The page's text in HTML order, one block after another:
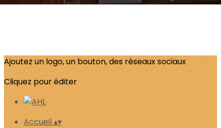
Ajoutez un logo, un bouton, des réseaux sociaux
Cliquez pour éditer
Accueil▴▾